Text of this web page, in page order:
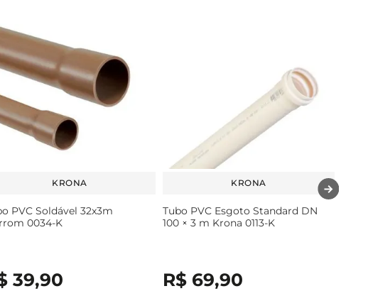
KRONA
PVC Soldável 32x3m
0034-K
39,90
KRONA
Tubo PVC Esgoto Standard DN
100 × 3 m Krona 0113-K
R$ 69,90